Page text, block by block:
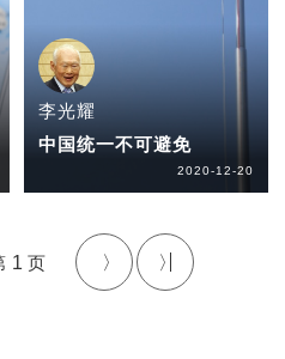
李光耀
中国统一不可避免
2020-12-20
1